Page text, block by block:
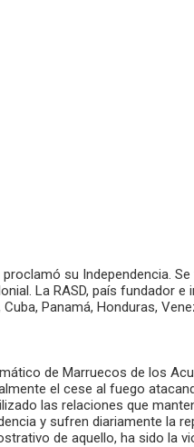
su Independencia.
La RASD, país fundador e
Panamá, Honduras,
de Marruecos de los
el cese al fuego
las relaciones que
y sufren diariamente la
de aquello, ha sido la